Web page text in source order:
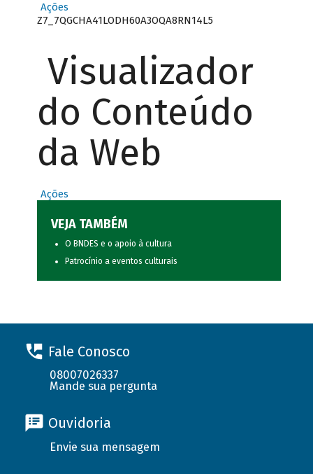
Ações
Z7_7QGCHA41LODH60A3OQA8RN14L5
Visualizador
do Conteúdo
da Web
Ações
VEJA TAMBÉM
O BNDES e o apoio à cultura
Patrocínio a eventos culturais
Fale Conosco
08007026337
Mande sua pergunta
Ouvidoria
Envie sua mensagem